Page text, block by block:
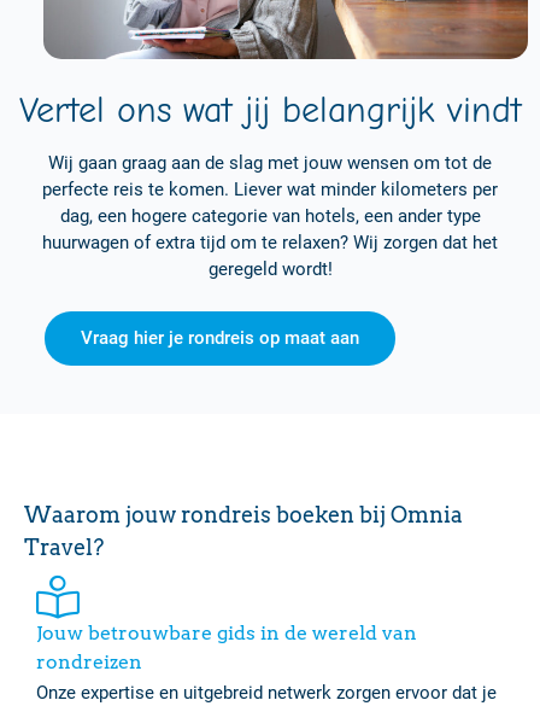
Vertel ons wat jij belangrijk vindt
Wij gaan graag aan de slag met jouw wensen om tot de
perfecte reis te komen. Liever wat minder kilometers per
dag, een hogere categorie van hotels, een ander type
huurwagen of extra tijd om te relaxen? Wij zorgen dat het
geregeld wordt!
Vraag hier je rondreis op maat aan
Waarom jouw rondreis boeken bij Omnia
Travel?
Jouw betrouwbare gids in de wereld van
rondreizen
Onze expertise en uitgebreid netwerk zorgen ervoor dat je